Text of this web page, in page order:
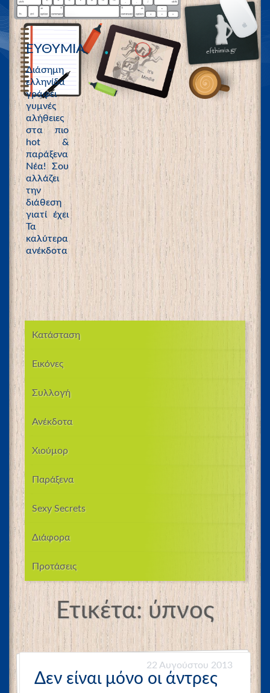
ΕΥΘΥΜΙΑ
Διάσημη
ελληνίδα
γράφει
γυμνές
αλήθειες
στα πιο
hot &
παράξενα
Νέα! Σου
αλλάζει
την
διάθεση
γιατί έχει
Τα
καλύτερα
ανέκδοτα
Κατάσταση
Εικόνες
Συλλογή
Ανέκδοτα
Χιούμορ
Παράξενα
Sexy Secrets
Διάφορα
Προτάσεις
Ετικέτα:ύπνος
22 Αυγούστου 2013
Δεν είναι μόνο οι άντρες